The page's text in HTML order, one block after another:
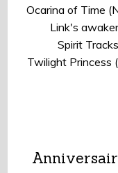
Ocarina of Time
Link's
Spirit
Twilight Princess